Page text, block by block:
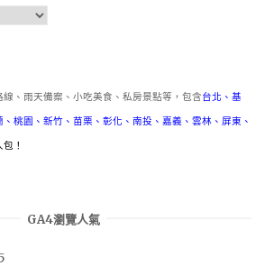
、雨天備案、小吃美食、私房景點等，包含台北 、 基
、 桃園 、 新竹 、 苗栗 、 彰化 、 南投 、 嘉義 、 雲林 、 屏東 、
！
GA4瀏覽人氣